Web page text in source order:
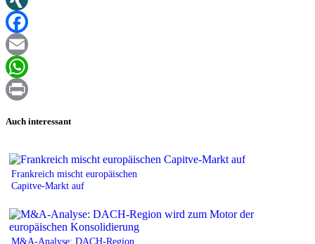
XING
Facebook
Email
WhatsApp
Auch interessant
Frankreich mischt europäischen
Capitve-Markt auf
M&A-Analyse: DACH-Region